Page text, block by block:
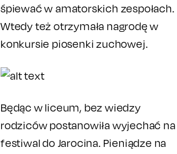
śpiewać w amatorskich zespołach.
Wtedy też otrzymała nagrodę w
konkursie piosenki zuchowej.
Będąc w liceum, bez wiedzy
rodziców postanowiła wyjechać na
festiwal do Jarocina. Pieniądze na